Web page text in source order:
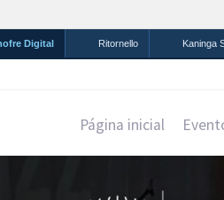
Simplifique!
Comunica BR
Digital Ritornello Kaninga
Página inicial